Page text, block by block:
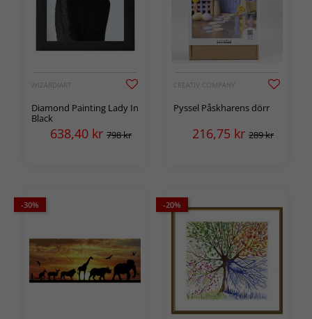
WIZARDIART
Diamond Painting Lady In
Black
638,40 kr 798 kr
CREATIV COMPANY
Pyssel Påskharens dörr
216,75 kr 289 kr
-30% -20%